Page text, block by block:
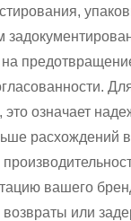
это означает
расхождений в
вашего
или